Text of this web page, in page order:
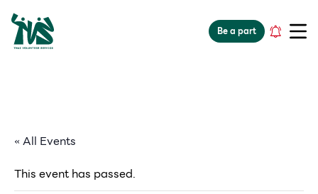
gv-5iuoxpem74qfjw.dv.googlehosted.com
Be a part
« All Events
This event has passed.